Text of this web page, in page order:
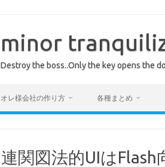
minor
Destroy the boss..Only the key opens the
オレ様会社の作り方 各種まとめ
連関図法的UIはFlash